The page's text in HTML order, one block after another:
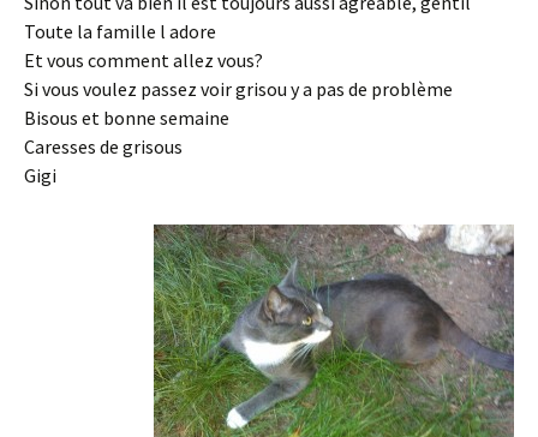
Toute la famille l adore
Et vous comment allez vous?
Si vous voulez passez voir grisou y a pas de problème
Bisous et bonne semaine
Caresses de grisous
Gigi